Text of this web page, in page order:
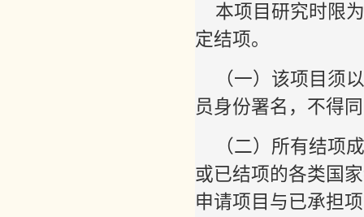
本项目研究时限
定结项。
（一）该项目须
员身份署名，不得
（二）所有结项
或已结项的各类国
申请项目与已承担